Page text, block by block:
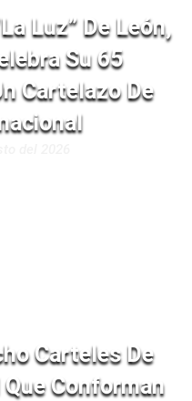
Luz” De León,
Su 65
Cartelazo De
Carteles De
Conforman